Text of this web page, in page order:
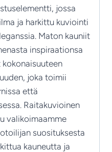
jossa
ja harkittu kuviointi
Maton kauniit
inspiraationsa
joka toimii
että
Raitakuvioinen
valikoimaamme
suosituksesta
kauneutta ja